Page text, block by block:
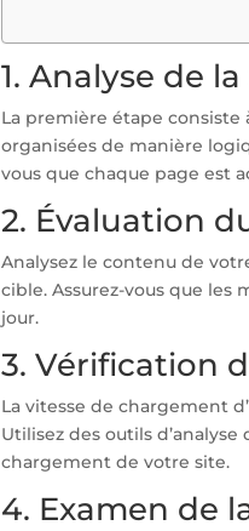
1. Analyse de
La première étape consiste
organisées de manière
vous que chaque page est
2. Évaluation
Analysez le contenu de
cible. Assurez-vous que
jour.
3. Vérification
La vitesse de chargement
Utilisez des outils
chargement de votre site.
4. Examen de